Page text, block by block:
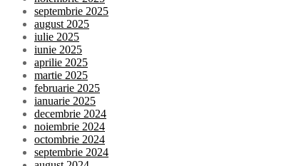
septembrie 2025
august 2025
iulie 2025
iunie 2025
aprilie 2025
martie 2025
februarie 2025
ianuarie 2025
decembrie 2024
noiembrie 2024
octombrie 2024
septembrie 2024